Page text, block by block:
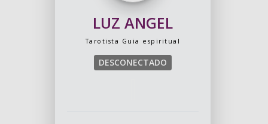
LUZ ANGEL
Tarotista Guia espiritual
DESCONECTADO